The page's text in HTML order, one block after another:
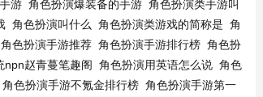
游 角色扮演爆装备的手游 角色扮演类手游叫
角色扮演叫什么 角色扮演类游戏的简称是 角
角色扮演手游推荐 角色扮演手游排行榜 角色扮
npn赵青蔓笔趣阁 角色扮演用英语怎么说 角色
角色扮演手游不氪金排行榜 角色扮演手游第一